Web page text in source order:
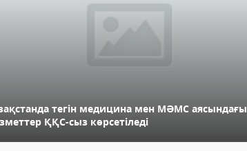
тегін медицина мен МӘМС аясындағы
ҚҚС-сыз көрсетіледі